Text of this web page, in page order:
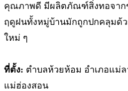
คุณภาพดี มีผลิตภัณฑ์สิ่งทอจาก
ฤดูฝนทั้งหมู่บ้านมักถูกปกคลุมด้
ใหม่ ๆ
ที่ตั้ง: ตำบลห้วยห้อม อำเภอแม่
แม่ฮ่องสอน